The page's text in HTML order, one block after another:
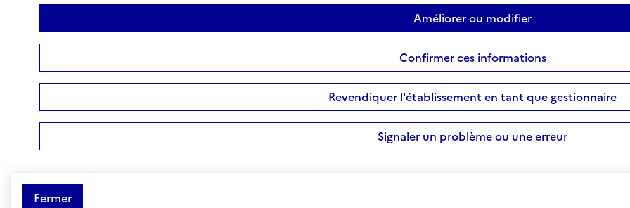
Améliorer ou modifier
Confirmer ces informations
Revendiquer l'établissement en tant que gestionnaire
Signaler un problème ou une erreur
Fermer